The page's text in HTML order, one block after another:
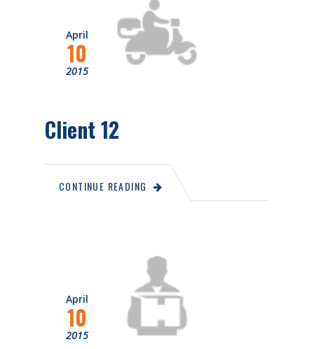
April
10
2015
Client 12
CONTINUE READING
April
10
2015